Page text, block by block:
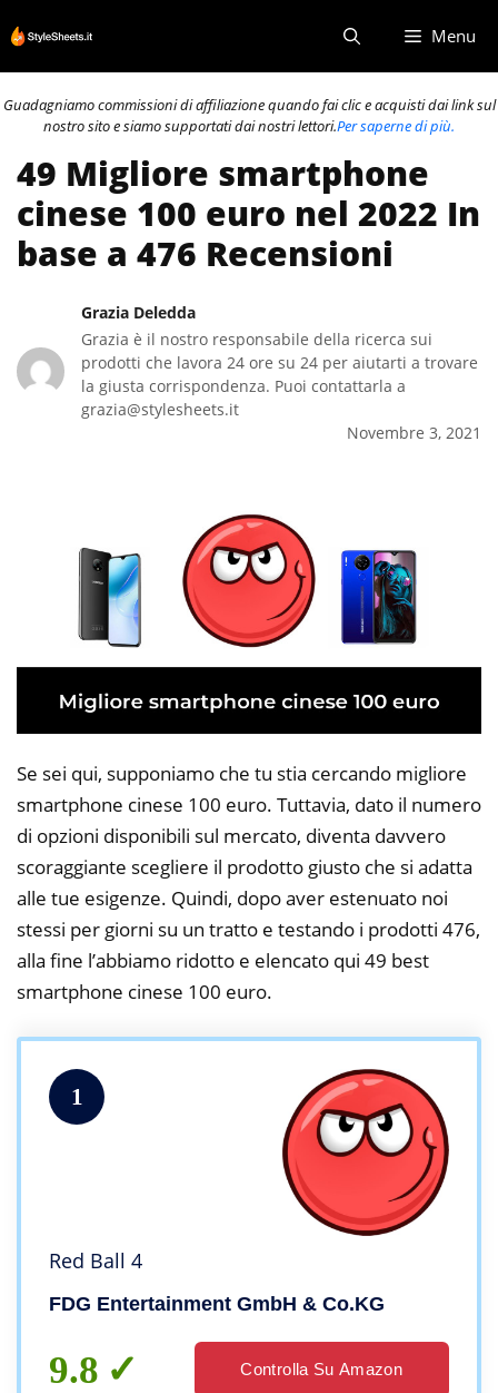
al
contenuto
Menu
Guadagniamo commissioni di affiliazione quando fai clic e acquisti dai link sul
nostro sito e siamo supportati dai nostri lettori.Per saperne di più.
49 Migliore smartphone
cinese 100 euro nel 2022 In
base a 476 Recensioni
Grazia Deledda
Grazia è il nostro responsabile della ricerca sui
prodotti che lavora 24 ore su 24 per aiutarti a trovare
la giusta corrispondenza. Puoi contattarla a
grazia@stylesheets.it
Novembre 3, 2021
Se sei qui, supponiamo che tu stia cercando migliore
smartphone cinese 100 euro. Tuttavia, dato il numero
di opzioni disponibili sul mercato, diventa davvero
scoraggiante scegliere il prodotto giusto che si adatta
alle tue esigenze. Quindi, dopo aver estenuato noi
stessi per giorni su un tratto e testando i prodotti 476,
alla fine l’abbiamo ridotto e elencato qui 49 best
smartphone cinese 100 euro.
1
Red Ball 4
FDG Entertainment GmbH & Co.KG
9.8 Controlla Su Amazon